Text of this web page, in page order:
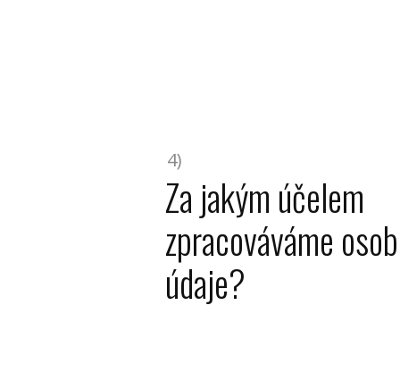
4)
Za jakým účelem
zpracováváme
údaje?